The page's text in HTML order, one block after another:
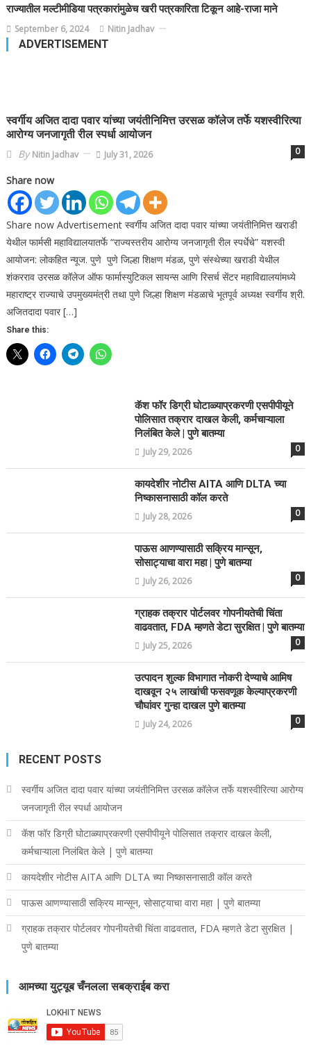
राज्यातील मल्टीमीडिया पत्रकारांमुळेच खरी पत्रकारिता टिकून आहे-राजा माने
September 6, 2024 Nitin Jadhav
ADVERTISEMENT
स्वर्गीय अजित दादा पवार यांच्या जयंतीनिमित्त उरसळ कॉलेज तर्फे यशस्वीरित्या
आरोग्य जनजागृती रील स्पर्धा आयोजन
ByNitin Jadhav July 31, 2026 0
Share now
Share now Advertisement स्वर्गीय अजित दादा पवार यांच्या जयंतीनिमित्त खराडी
येथील फार्मसी महाविद्यालयातर्फे “राज्यस्तरीय आरोग्य जनजागृती रील स्पर्धेचे” यशस्वी
आयोजन: लोकहित न्यूज. पुणे पुणे जिल्हा शिक्षण मंडळ, पुणे संस्थेच्या खराडी येथील
शंकरराव उरसळ कॉलेज ऑफ फार्मास्युटिकल सायन्स आणि रिसर्च सेंटर महाविद्यालयांमध्ये
महाराष्ट्र राज्याचे उपमुख्यमंत्री तथा पुणे जिल्हा शिक्षण मंडळाचे भूतपूर्व अध्यक्ष स्वर्गीय श्री.
अजितदादा पवार […]
Share this:
कॅश फॉर डिग्री घोटाळ्याप्रकरणी एसपीपीयूने
पोलिसात तक्रार दाखल केली, कर्मचाऱ्याला
निलंबित केले | पुणे बातम्या
July 29, 2026 0
कायदेशीर नोटीस AITA आणि DLTA च्या
निष्कासनासाठी कॉल करते
July 28, 2026 0
पाऊस आणण्यासाठी सक्रिय मान्सून,
सोसाट्याचा वारा महा | पुणे बातम्या
July 26, 2026 0
ग्राहक तक्रार पोर्टलवर गोपनीयतेची चिंता
वाढवतात, FDA म्हणते डेटा सुरक्षित | पुणे बातम्या
July 25, 2026 0
उत्पादन शुल्क विभागात नोकरी देण्याचे आमिष
दाखवून २५ लाखांची फसवणूक केल्याप्रकरणी
चौघांवर गुन्हा दाखल पुणे बातम्या
July 24, 2026 0
RECENT POSTS
स्वर्गीय अजित दादा पवार यांच्या जयंतीनिमित्त उरसळ कॉलेज तर्फे यशस्वीरित्या आरोग्य
जनजागृती रील स्पर्धा आयोजन
कॅश फॉर डिग्री घोटाळ्याप्रकरणी एसपीपीयूने पोलिसात तक्रार दाखल केली,
कर्मचाऱ्याला निलंबित केले | पुणे बातम्या
कायदेशीर नोटीस AITA आणि DLTA च्या निष्कासनासाठी कॉल करते
पाऊस आणण्यासाठी सक्रिय मान्सून, सोसाट्याचा वारा महा | पुणे बातम्या
ग्राहक तक्रार पोर्टलवर गोपनीयतेची चिंता वाढवतात, FDA म्हणते डेटा सुरक्षित |
पुणे बातम्या
आमच्या युट्यूब चँनलला सबक्राईब करा